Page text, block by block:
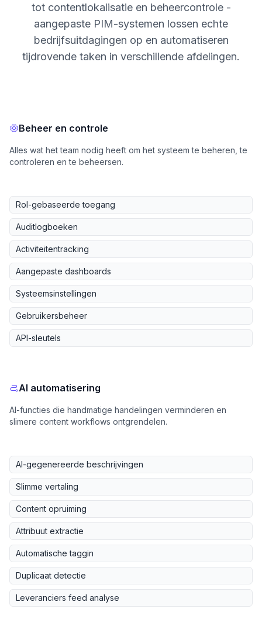
tot contentlokalisatie en beheercontrole -
aangepaste PIM-systemen lossen echte
bedrijfsuitdagingen op en automatiseren
tijdrovende taken in verschillende afdelingen.
Beheer en controle
Alles wat het team nodig heeft om het systeem te beheren, te
controleren en te beheersen.
Rol-gebaseerde toegang
Auditlogboeken
Activiteitentracking
Aangepaste dashboards
Systeemsinstellingen
Gebruikersbeheer
API-sleutels
AI automatisering
AI-functies die handmatige handelingen verminderen en
slimere content workflows ontgrendelen.
AI-gegenereerde beschrijvingen
Slimme vertaling
Content opruiming
Attribuut extractie
Automatische taggin
Duplicaat detectie
Leveranciers feed analyse